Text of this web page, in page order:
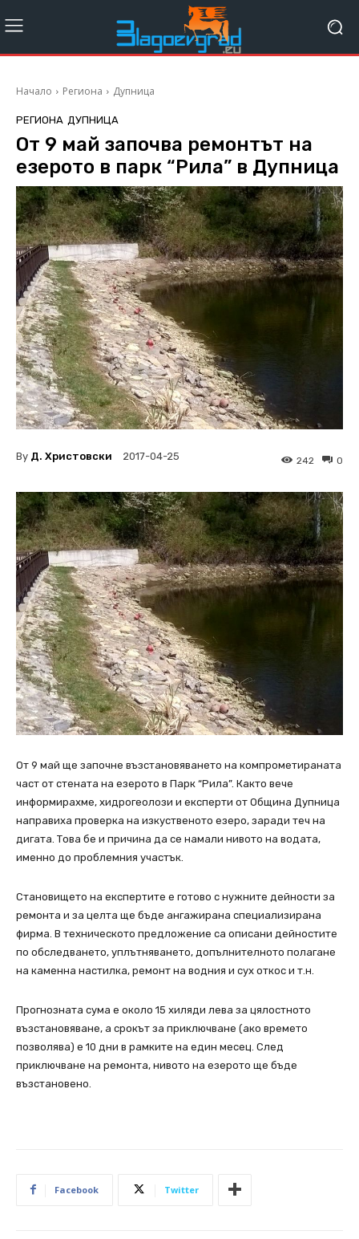
Начало Региона Дупница
РЕГИОНА ДУПНИЦА
От 9 май започва ремонтът на
езерото в парк “Рила” в Дупница
By Д. Христовски 2017-04-25 0
242
От 9 май ще започне възстановяването на компрометираната
част от стената на езерото в Парк “Рила”. Както вече
информирахме, хидрогеолози и експерти от Община Дупница
направиха проверка на изкуственото езеро, заради теч на
дигата. Това бе и причина да се намали нивото на водата,
именно до проблемния участък.
Становището на експертите е готово с нужните дейности за
ремонта и за целта ще бъде ангажирана специализирана
фирма. В техническото предложение са описани дейностите
по обследването, уплътняването, допълнителното полагане
на каменна настилка, ремонт на водния и сух откос и т.н.
Прогнозната сума е около 15 хиляди лева за цялостното
възстановяване, а срокът за приключване (ако времето
позволява) е 10 дни в рамките на един месец. След
приключване на ремонта, нивото на езерото ще бъде
възстановено.
Facebook Twitter